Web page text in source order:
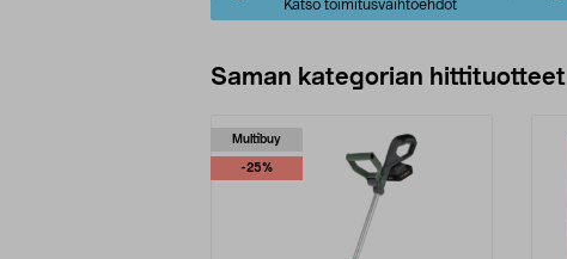
Katso toimitusvaihtoehdot
Saman kategorian hittituotteet
Multibuy
-25%